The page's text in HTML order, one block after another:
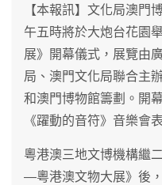
【本報訊】文化局澳門
午五時將於大炮台花園
展》開幕儀式，展覽由
局、澳門文化局聯合主
和澳門博物館籌劃。開
《躍動的音符》音樂會
粵港澳三地文博機構繼
―粵港澳文物大展》後